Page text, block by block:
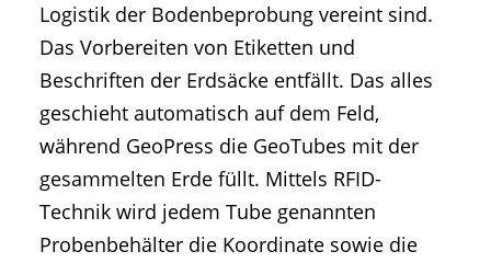
Logistik der Bodenbeprobung vereint sind.
Das Vorbereiten von Etiketten und
Beschriften der Erdsäcke entfällt. Das alles
geschieht automatisch auf dem Feld,
während GeoPress die GeoTubes mit der
gesammelten Erde füllt. Mittels RFID-
Technik wird jedem Tube genannten
Probenbehälter die Koordinate sowie die